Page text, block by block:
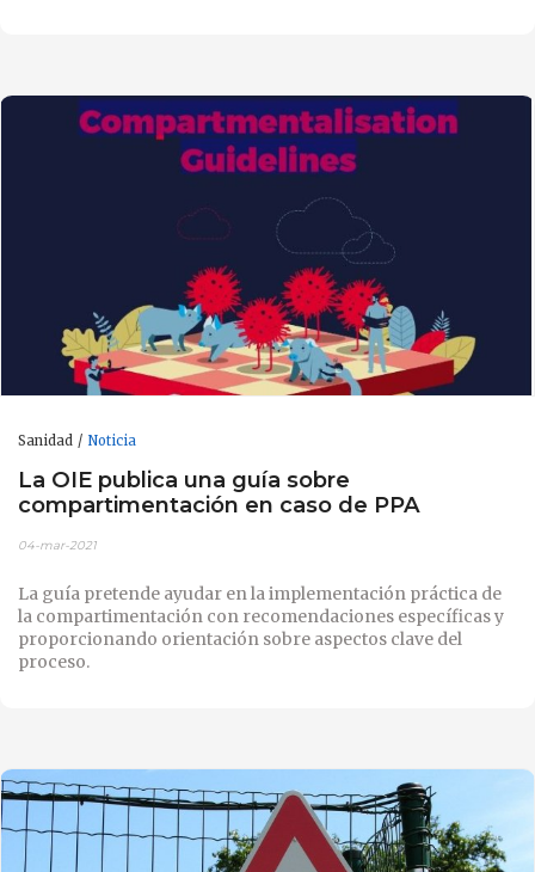
Sanidad Noticia
La OIE publica una guía sobre
compartimentación en caso de PPA
04-mar-2021
La guía pretende ayudar en la implementación práctica de
la compartimentación con recomendaciones específicas y
proporcionando orientación sobre aspectos clave del
proceso.